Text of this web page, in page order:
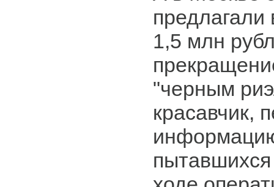
предлагали
1,5 млн
"черным
красавчик,
пытавшихся